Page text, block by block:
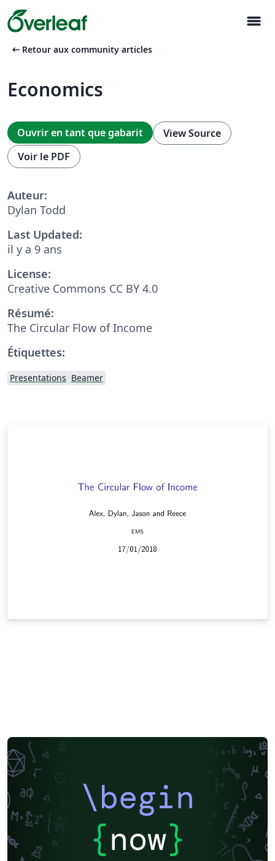
menu
arrow_left_alt Retour aux community articles
Economics
Ouvrir en tant que gabarit
View Source
Voir le PDF
Auteur:
Dylan Todd
Last Updated:
il y a 9 ans
License:
Creative Commons CC BY 4.0
Résumé:
The Circular Flow of Income
Étiquettes:
Presentations Beamer
\begin
{now}